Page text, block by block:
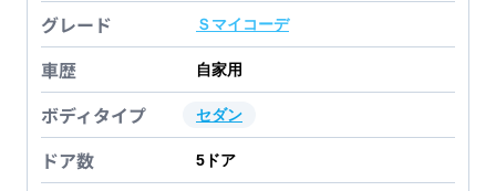
グレード Ｓマイコーデ
車歴 自家用
ボディタイプ セダン
ドア数 5 ドア